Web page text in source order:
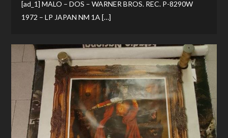
[ad_1] MALO – DOS – WARNER BROS. REC. P-8290W
1972 – LP JAPAN NM 1A […]